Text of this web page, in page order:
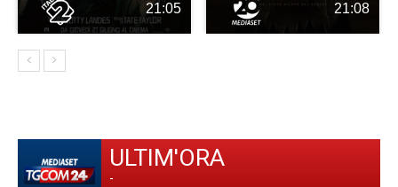
21:05 21:08
ULTIM'ORA
-